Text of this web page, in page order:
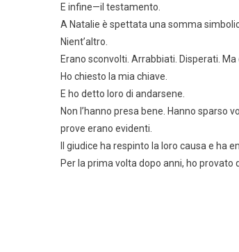
E infine—il testamento.
A Natalie è spettata una somma
Nient’altro.
Erano sconvolti. Arrabbiati. Disperati.
Ho chiesto la mia chiave.
E ho detto loro di andarsene.
Non l’hanno presa bene. Hanno sparso
prove erano evidenti.
Il giudice ha respinto la loro causa e ha
Per la prima volta dopo anni, ho provato